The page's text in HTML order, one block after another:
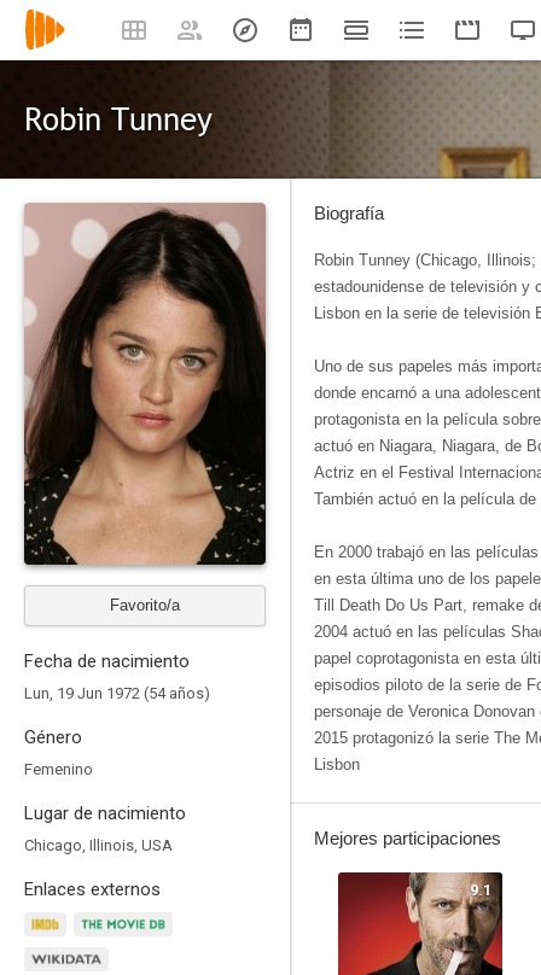
Robin Tunney
Favorito/a
Fecha de nacimiento
Lun, 19 Jun 1972 (54 años)
Género
Femenino
Lugar de nacimiento
Chicago, Illinois, USA
Enlaces externos
Biografía
Robin Tunney (Chicago,
estadounidense de televisión y
Lisbon en la serie de televisión
Uno de sus papeles más
donde encarnó a una
protagonista en la película
actuó en Niagara, Niagara, de
Actriz en el Festival
También actuó en la película
En 2000 trabajó en las
en esta última uno de los
Till Death Do Us Part, remake
2004 actuó en las películas
papel coprotagonista en esta
episodios piloto de la serie de
personaje de Veronica
2015 protagonizó la serie The
Lisbon
Mejores participaciones
9.1